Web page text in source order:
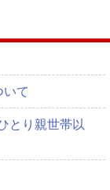
いて
とり親世帯以